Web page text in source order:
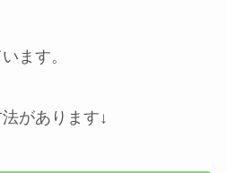
ます。
があります↓